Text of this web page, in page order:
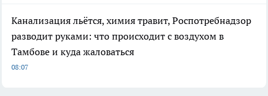
Канализация льётся, химия травит, Роспотребнадзор
разводит руками: что происходит с воздухом в
Тамбове и куда жаловаться
08:07